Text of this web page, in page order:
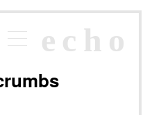
×
Programm
Newsletter
echo